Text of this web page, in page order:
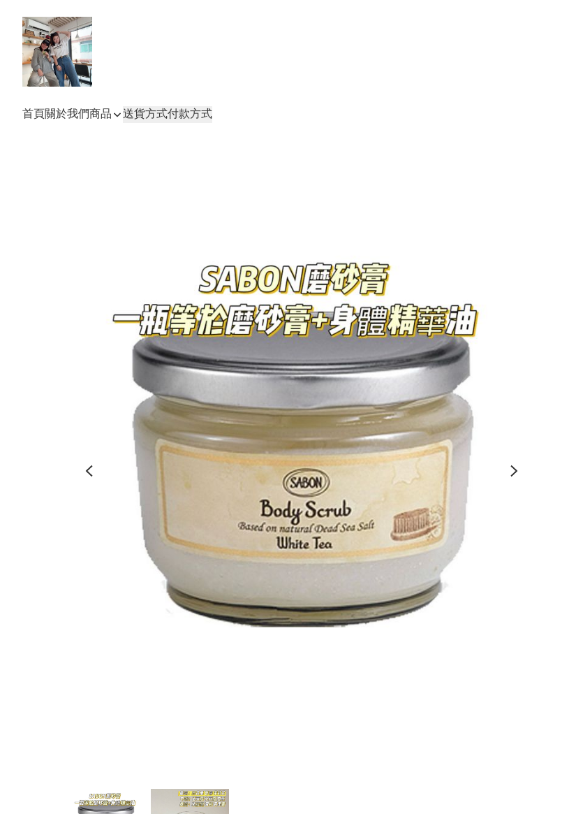
首頁關於我們商品 送貨方式付款方式